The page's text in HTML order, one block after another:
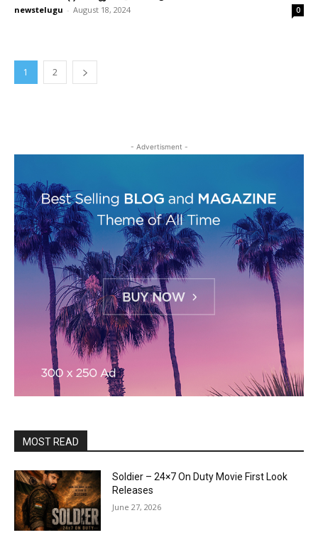
newstelugu - August 18, 2024 0
1 2
- Advertisment -
MOST READ
Soldier – 24×7 On Duty Movie First Look
Releases
June 27, 2026